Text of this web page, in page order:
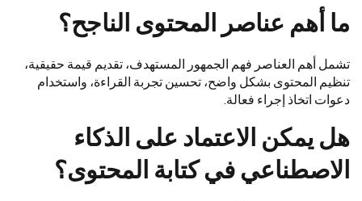
ما أهم عناصر المحتوى الناجح؟
تشمل أهم العناصر فهم الجمهور المستهدف، تقديم قيمة حقيقية،
تنظيم المحتوى بشكل واضح، تحسين تجربة القراءة، واستخدام
دعوات اتخاذ إجراء فعالة.
هل يمكن الاعتماد على الذكاء
الاصطناعي في كتابة المحتوى؟